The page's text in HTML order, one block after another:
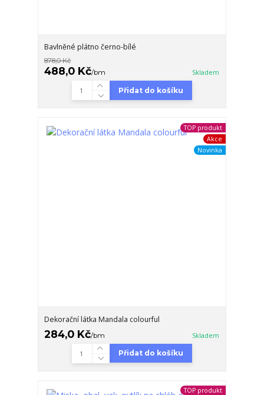
Bavlněné plátno černo-bílé
878,0 Kč
488,0 Kč/bm Skladem
Přidat do košíku
TOP produkt
Akce
Novinka
Dekorační látka Mandala colourful
284,0 Kč/bm Skladem
Přidat do košíku
TOP produkt